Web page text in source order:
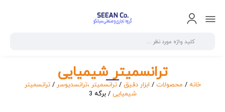
ترانسمیتر شیمیایی
خانه / محصولات / ابزار دقیق /ترانسمیتر ،ترانسدیوسر /ترانسمیتر
شیمیایی / برگه 3